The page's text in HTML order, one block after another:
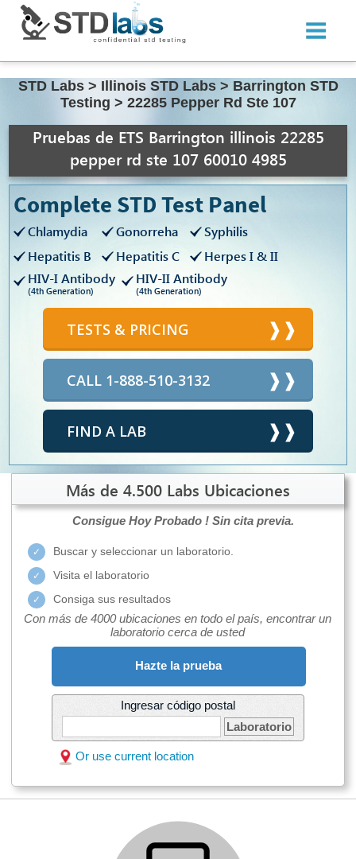
STD Labs > Illinois STD Labs > Barrington STD
Testing > 22285 Pepper Rd Ste 107
Pruebas de ETS Barrington illinois 22285
pepper rd ste 107 60010 4985
Complete STD Test Panel
Chlamydia Gonorreha
Syphilis
Hepatitis B
Hepatitis C
Herpes I & II
HIV-I Antibody
(4th Generation)
HIV-II Antibody
(4th Generation)
TESTS & PRICING
CALL 1-888-510-3132
FIND A LAB
Más de 4.500 Labs Ubicaciones
Consigue Hoy Probado ! Sin cita previa.
Buscar y seleccionar un laboratorio.
Visita el laboratorio
Consiga sus resultados
Con más de 4000 ubicaciones en todo el país, encontrar un
laboratorio cerca de usted
Hazte la prueba
Ingresar código postal
Laboratorio
Or use current location